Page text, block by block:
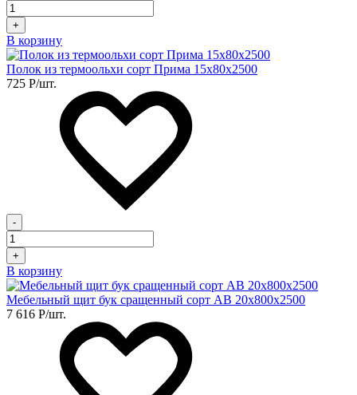
+
В корзину
Полок из термоольхи сорт Прима 15х80х2500
725 Р/шт.
-
+
В корзину
Мебельный щит бук сращенный сорт АВ 20х800х2500
7 616 Р/шт.